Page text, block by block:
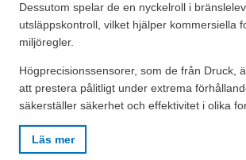
Dessutom spelar de en nyckelroll i
utsläppskontroll, vilket hjälper kommersiella
miljöregler.
Högprecisionssensorer, som de från Druck,
att prestera pålitligt under extrema
säkerställer säkerhet och effektivitet i olika
Läs mer